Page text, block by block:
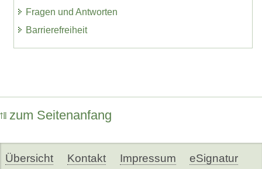
Fragen und Antworten
Barrierefreiheit
zum Seitenanfang
Übersicht Kontakt Impressum eSignatur